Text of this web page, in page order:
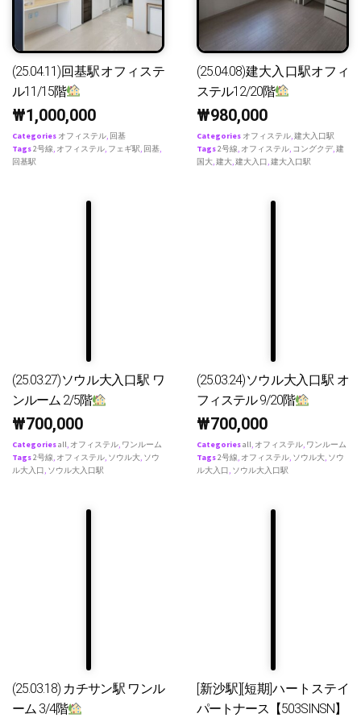
(25.04.11)回基駅オフィステ
ル11/15階
₩1,000,000
Categories オフィステル, 回基
Tags2号線, オフィステル, フェギ駅, 回基,
回基駅
(25.04.08)建大入口駅オフィ
ステル12/20階
₩980,000
Categories オフィステル,建大入口駅
Tags2号線, オフィステル, コングクデ,建
国大,建大,建大入口,建大入口駅
(25.03.27)ソウル大入口駅 ワ
ンルーム 2/5階
₩700,000
Categoriesall, オフィステル, ワンルーム
Tags2号線, オフィステル, ソウル大, ソウ
ル大入口, ソウル大入口駅
(25.03.24)ソウル大入口駅 オ
フィステル 9/20階
₩700,000
Categoriesall, オフィステル, ワンルーム
Tags2号線, オフィステル, ソウル大, ソウ
ル大入口, ソウル大入口駅
(25.03.18) カチサン駅 ワンル
ーム 3/4階
[新沙駅][短期]ハートステイ
パートナース【503SINSN】